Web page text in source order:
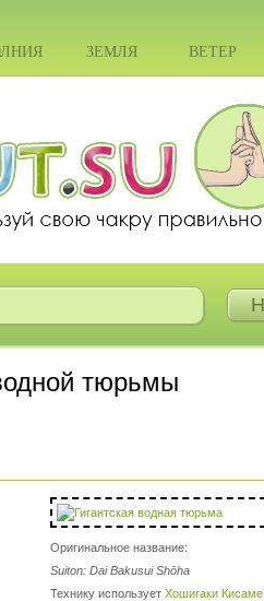
ЗЕМЛЯ ВЕТЕР
тюрьмы
Оригинальное название:
Suiton: Dai Bakusui Shōha
Технику используетХошигаки Кисаме